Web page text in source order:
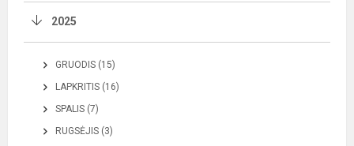
2025
GRUODIS (15)
LAPKRITIS (16)
SPALIS (7)
RUGSĖJIS (3)